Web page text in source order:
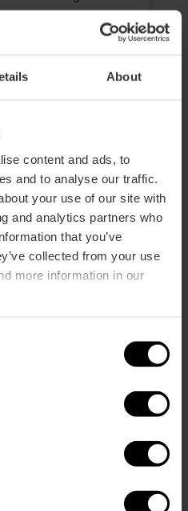
About
content and ads, to
and to analyse our traffic.
your use of our site with
and analytics partners who
that you’ve
collected from your use
more information in our
leer